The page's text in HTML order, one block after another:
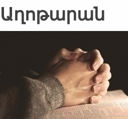
Աղոթարան